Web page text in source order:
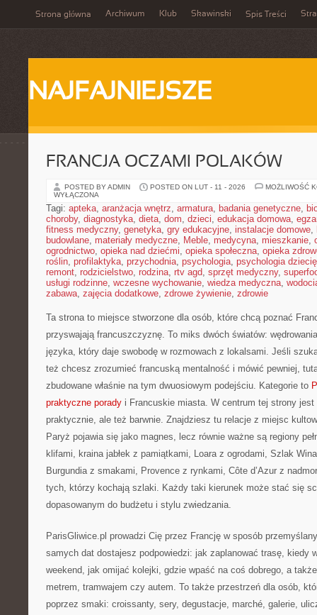
Strona główna Archiwum Klub Skawinski Spis Treści
NAJFAJNIEJSZE
FRANCJA OCZAMI POLAKÓW
POSTED BY ADMIN POSTED ON LUT - 11 - 2026
MOŻLIWOŚĆ
WYŁĄCZONA
Tagi: apteka, aranżacja wnętrz, armatura, badania genetyczne,
choroby, diagnostyka, dieta, dom, dzieci, edukacja domowa,
fitness medyczny, genetyka, gry edukacyjne, instalacje domowe,
budowlane, materiały medyczne, Meble, medycyna, mieszkanie,
ogrodnictwo, opieka nad dziećmi, opieka społeczna, opieka
roślin, profilaktyka, przychodnia, psychologia, psychologia
remont, rodzicielstwo, rodzina, rtv agd, sprzęt medyczny,
usługi rodzinne, wczesne wychowanie, wiedza medyczna,
zabawa, zajęcia dodatkowe, zdrowe żywienie, zdrowie
Ta strona to miejsce stworzone dla osób, które chcą poznać
przyswajają francuszczyznę. To miks dwóch światów:
języka, który daje swobodę w rozmowach z lokalsami. Jeśli
też chcesz zrozumieć francuską mentalność i mówić pewniej,
zbudowane właśnie na tym dwuosiowym podejściu. Kategorie to
praktyczne porady i Francuskie miasta. W centrum tej strony jest
praktycznie, ale też barwnie. Znajdziesz tu relacje z miejsc
Paryż pojawia się jako magnes, lecz równie ważne są regiony
klifami, kraina jabłek z pamiątkami, Loara z ogrodami, Szlak
Burgundia z smakami, Provence z rynkami, Côte d’Azur z
tych, którzy kochają szlaki. Każdy taki kierunek może stać się
dopasowanym do budżetu i stylu zwiedzania.
ParisGliwice.pl prowadzi Cię przez Francję w sposób
samych dat dostajesz podpowiedzi: jak zaplanować trasę, kiedy
weekend, jak omijać kolejki, gdzie wpaść na coś dobrego, a
metrem, tramwajem czy autem. To także przestrzeń dla osób,
poprzez smaki: croissanty, sery, degustacje, marché, galerie,